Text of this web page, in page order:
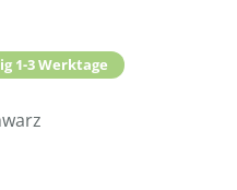
1-3 Werktage